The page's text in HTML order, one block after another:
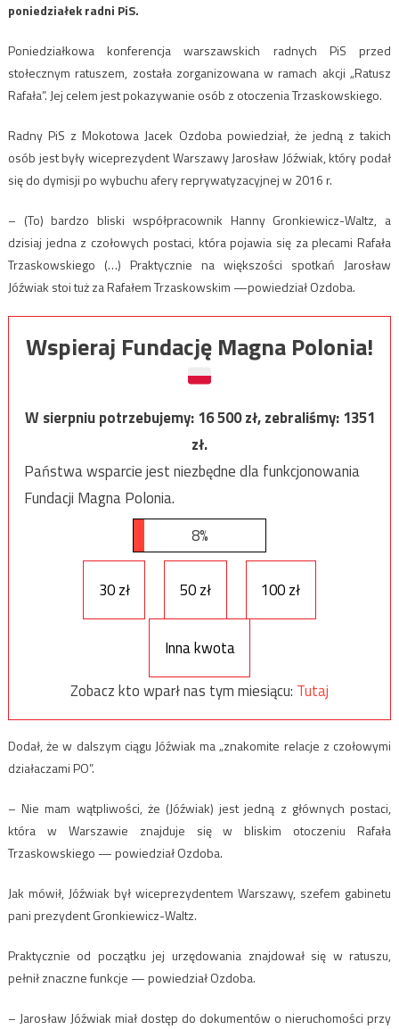
poniedziałek radni PiS.
Poniedziałkowa konferencja warszawskich radnych PiS przed
stołecznym ratuszem, została zorganizowana w ramach akcji „Ratusz
Rafała”. Jej celem jest pokazywanie osób z otoczenia Trzaskowskiego.
Radny PiS z Mokotowa Jacek Ozdoba powiedział, że jedną z takich
osób jest były wiceprezydent Warszawy Jarosław Jóźwiak, który podał
się do dymisji po wybuchu afery reprywatyzacyjnej w 2016 r.
– (To) bardzo bliski współpracownik Hanny Gronkiewicz-Waltz, a
dzisiaj jedna z czołowych postaci, która pojawia się za plecami Rafała
Trzaskowskiego (…) Praktycznie na większości spotkań Jarosław
Jóźwiak stoi tuż za Rafałem Trzaskowskim —powiedział Ozdoba.
Wspieraj Fundację Magna Polonia!
W sierpniu potrzebujemy:16 500zł, zebraliśmy:1351
zł.
Państwa wsparcie jest niezbędne dla funkcjonowania
Fundacji Magna Polonia.
8%
30 zł 50 zł 100 zł
Inna kwota
Zobacz kto wparł nas tym miesiącu: Tutaj
Dodał, że w dalszym ciągu Jóźwiak ma „znakomite relacje z czołowymi
działaczami PO”.
– Nie mam wątpliwości, że (Jóźwiak) jest jedną z głównych postaci,
która w Warszawie znajduje się w bliskim otoczeniu Rafała
Trzaskowskiego — powiedział Ozdoba.
Jak mówił, Jóźwiak był wiceprezydentem Warszawy, szefem gabinetu
pani prezydent Gronkiewicz-Waltz.
Praktycznie od początku jej urzędowania znajdował się w ratuszu,
pełnił znaczne funkcje — powiedział Ozdoba.
– Jarosław Jóźwiak miał dostęp do dokumentów o nieruchomości przy